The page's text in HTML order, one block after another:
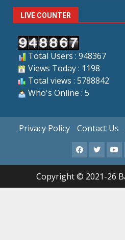
LIVE COUNTER
Total Users : 948367
Views Today : 1198
Total views : 5788842
Who's Online : 5
Privacy Policy Contact Us
Facebook
X
Copyright © 2021-26